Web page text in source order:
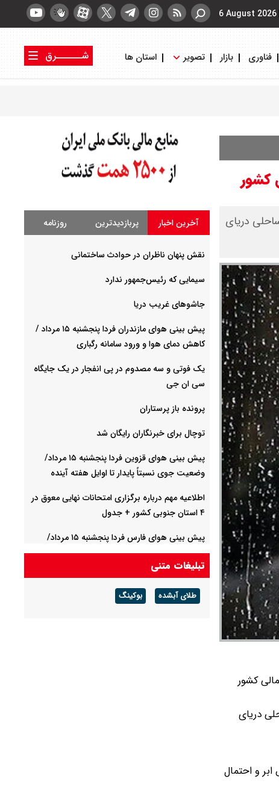
6 August 2026
فناوری بازار تصویر استان ها
شــــــرق
دریای
کشور
دریای
و احتمال
آخرین اخبار پربازدیدترین روزنامه
نقش پنهان ناظران در حوادث ساختمانی
سیمایی که رئیس‌جمهور ندارد
جاشوهای غریب دریا
پیش بینی هوای مازندران فردا پنجشنبه ۱۵ مرداد /
کاهش دمای هوا و ورود سامانه رگباری
یک فوتی و سه مصدوم در پی انفجار در یک جایگاه
سی ان جی
پرونده باز پرستاران
توچال برای خبرنگاران رایگان شد
پیش بینی هوای قزوین فردا پنجشنبه ۱۵ مرداد/
وضعیت جوی نسبتاً پایدار تا اوایل هفته آینده
اطلاعیه مهم درباره برگزاری امتحانات نهایی معوق در
۴ استان جنوبی کشور + جدول
پیش بینی هوای فارس فردا پنجشنبه ۱۵ مرداد/
احتمال آب‌گرفتگی و سیلابی شدن مسیل‌ها
تبلیغات متنی
طلای آبشده بوکینگ